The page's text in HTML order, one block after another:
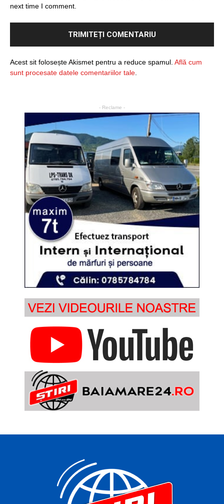
next time I comment.
Acest sit folosește Akismet pentru a reduce spamul. Află cum
sunt procesate datele comentariilor tale
- Reclame -